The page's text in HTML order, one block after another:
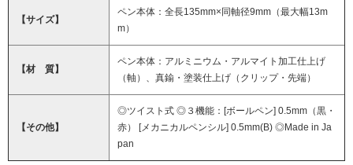
【サイズ】
ペン本体：全長135mm×同軸径9mm（最大幅13m
m）
【材 質】
ペン本体：アルミニウム・アルマイト加工仕上げ
（軸）、真鍮・塗装仕上げ（クリップ・先端）
【その他】
◎ツイスト式 ◎３機能：[ボールペン] 0.5mm（黒・
赤） [メカニカルペンシル] 0.5mm(B) ◎Made in Ja
pan